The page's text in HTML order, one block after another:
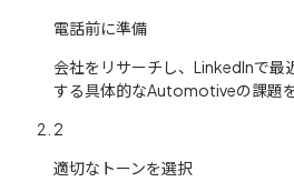
電話前に準備
会社をリサーチし、LinkedInで最
する具体的なAutomotiveの課題を
2
適切なトーンを選択